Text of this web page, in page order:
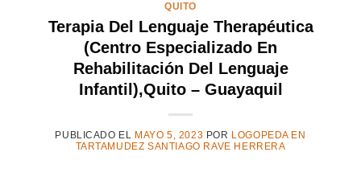
QUITO
Terapia Del Lenguaje Therapéutica
(Centro Especializado En
Rehabilitación Del Lenguaje
Infantil),Quito – Guayaquil
PUBLICADO EL MAYO 5, 2023 POR LOGOPEDA EN
TARTAMUDEZ SANTIAGO RAVE HERRERA